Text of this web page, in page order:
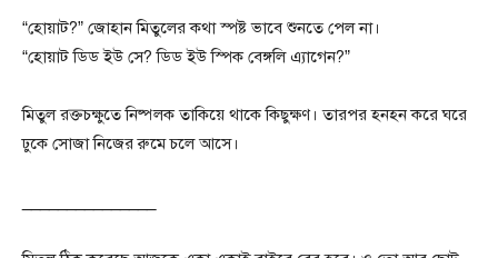
“হোয়াট?” জোহান মিতুলের কথা স্পষ্ট ভাবে শুনতে পেল না।
“হোয়াট ডিড ইউ সে? ডিড ইউ স্পিক বেঙ্গলি এ্যাগেন?”
মিতুল রক্তচক্ষুতে নিষ্পলক তাকিয়ে থাকে কিছুক্ষণ। তারপর হনহন করে ঘরে
ঢুকে সোজা নিজের রুমে চলে আসে।